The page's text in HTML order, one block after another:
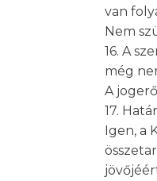
van
Nem
16. A
még
A
17.
Igen, a